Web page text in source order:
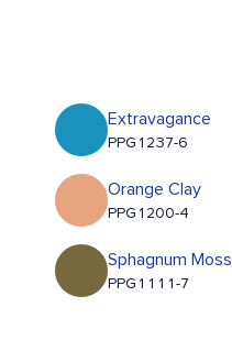
Extravagance
PPG1237-6
Orange Clay
PPG1200-4
Sphagnum Moss
PPG1111-7